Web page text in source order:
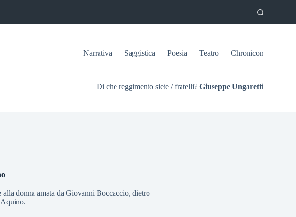
Narrativa Saggistica Poesia Teatro Chronicon
Di che reggimento siete / fratelli? Giuseppe Ungaretti
donna amata da Giovanni Boccaccio, dietro